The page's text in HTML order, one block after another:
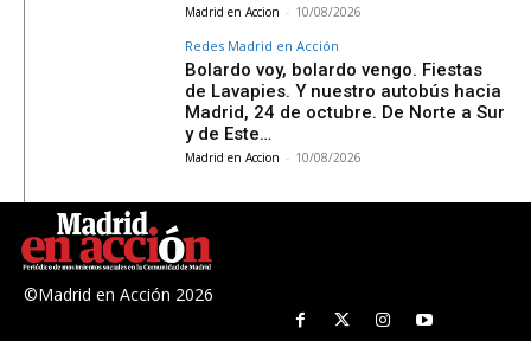
Madrid en Accion - 10/08/2026
Redes Madrid en Acción
Bolardo voy, bolardo vengo. Fiestas
de Lavapies. Y nuestro autobús hacia
Madrid, 24 de octubre. De Norte a Sur
y de Este…
Madrid en Accion - 10/08/2026
©Madrid en Acción 2026